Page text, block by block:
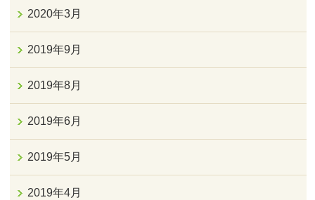
2020年3月
2019年9月
2019年8月
2019年6月
2019年5月
2019年4月